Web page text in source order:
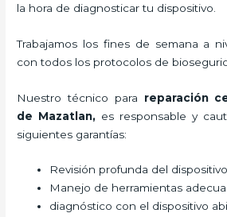
la hora de diagnosticar tu dispositivo.
Trabajamos los fines de semana a
con todos los protocolos de
Nuestro técnico para reparación
de Mazatlan, es responsable y
siguientes garantías:
Revisión profunda del dispositivo
Manejo de herramientas
diagnóstico con el dispositivo